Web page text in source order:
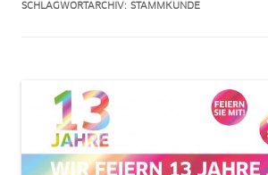
SCHLAGWORTARCHIV: STAMMKUNDE